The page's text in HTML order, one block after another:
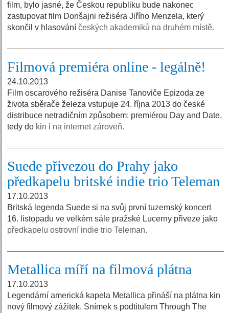
film, bylo jasné, že Českou republiku bude nakonec
zastupovat film Donšajni režiséra Jiřího Menzela, který
skončil v hlasováníčeských akademiků na druhém místě.
Filmová premiéra online - legálně!
24.10.2013
Film oscarového režiséra Danise Tanoviče Epizoda ze
života sběrače železa vstupuje 24. října 2013 do české
distribuce netradičním způsobem: premiérou Day and Date,
tedy do kin i na internet zároveň.
Suede přivezou do Prahy jako
předkapelu britské indie trio Teleman
17.10.2013
Britská legenda Suede si na svůj první tuzemský koncert
16. listopadu ve velkém sále pražské Lucerny přiveze jako
předkapelu ostrovní indie trio Teleman.
Metallica míří na filmová plátna
17.10.2013
Legendární americká kapela Metallica přináší na plátna kin
nový filmový zážitek. Snímek s podtitulem Through The